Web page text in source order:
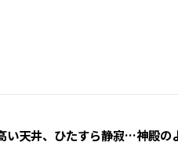
い天井、ひたすら静寂…神殿